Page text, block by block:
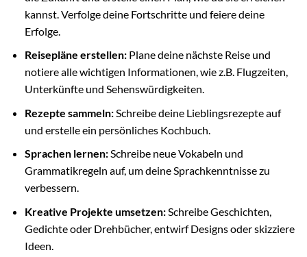
kannst. Verfolge deine Fortschritte und feiere deine
Erfolge.
Reisepläne erstellen:Plane deine nächste Reise und
notiere alle wichtigen Informationen, wie z.B. Flugzeiten,
Unterkünfte und Sehenswürdigkeiten.
Rezepte sammeln:Schreibe deine Lieblingsrezepte auf
und erstelle ein persönliches Kochbuch.
Sprachen lernen:Schreibe neue Vokabeln und
Grammatikregeln auf, um deine Sprachkenntnisse zu
verbessern.
Kreative Projekte umsetzen:Schreibe Geschichten,
Gedichte oder Drehbücher, entwirf Designs oder skizziere
Ideen.